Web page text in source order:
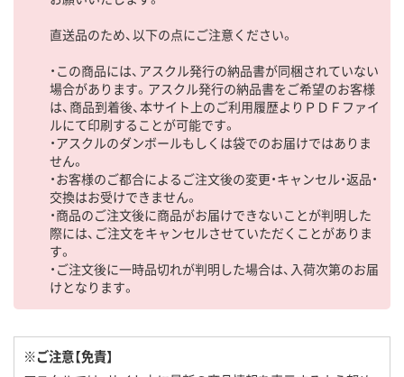
直送品のため、以下の点にご注意ください。
・この商品には、アスクル発行の納品書が同梱されていない
場合があります。アスクル発行の納品書をご希望のお客様
は、商品到着後、本サイト上のご利用履歴よりＰＤＦファイ
ルにて印刷することが可能です。
・アスクルのダンボールもしくは袋でのお届けではありま
せん。
・お客様のご都合によるご注文後の変更・キャンセル・返品・
交換はお受けできません。
・商品のご注文後に商品がお届けできないことが判明した
際には、ご注文をキャンセルさせていただくことがありま
す。
・ご注文後に一時品切れが判明した場合は、入荷次第のお届
けとなります。
※ご注意【免責】